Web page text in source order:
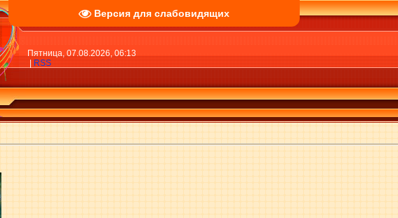
Версия для слабовидящих
Пятница, 07.08.2026, 06:13
|RSS